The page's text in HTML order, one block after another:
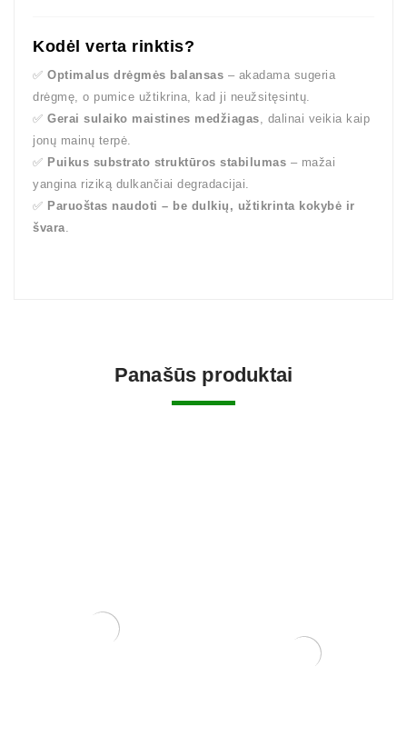
Kodėl verta rinktis?
✅ Optimalus drėgmės balansas – akadama sugeria
drėgmę, o pumice užtikrina, kad ji neužsitęsintų.
✅ Gerai sulaiko maistines medžiagas, dalinai veikia kaip
jonų mainų terpė.
✅ Puikus substrato struktūros stabilumas – mažai
yangina riziką dulkančiai degradacijai.
✅ Paruoštas naudoti – be dulkių, užtikrinta kokybė ir
švara.
Panašūs produktai
ORGANINIŲ TRĄŠŲ